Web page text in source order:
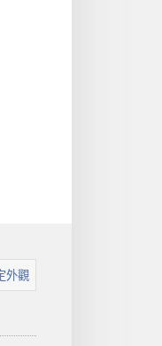
外觀